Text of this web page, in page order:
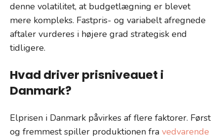
denne volatilitet, at budgetlægning er blevet
mere kompleks. Fastpris- og variabelt afregnede
aftaler vurderes i højere grad strategisk end
tidligere.
Hvad driver prisniveauet i
Danmark?
Elprisen i Danmark påvirkes af flere faktorer. Først
og fremmest spiller produktionen fra vedvarende